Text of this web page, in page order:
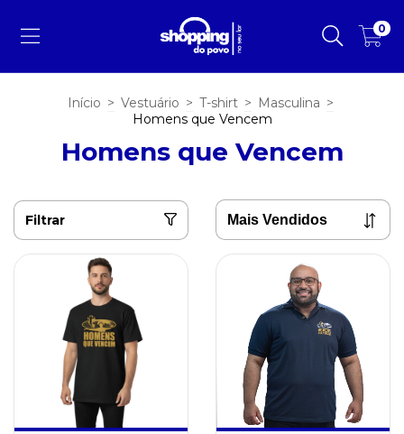
0
Início > Vestuário > T-shirt > Masculina >
Homens que Vencem
Homens que Vencem
Filtrar